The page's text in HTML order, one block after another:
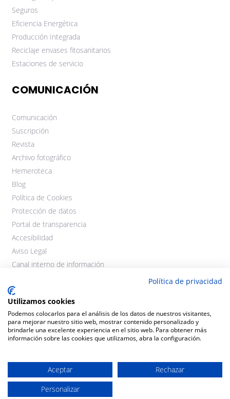
Seguros
Eficiencia Energética
Producción Integrada
Reciclaje envases fitosanitarios
Estaciones de servicio
COMUNICACIÓN
Comunicación
Suscripción
Revista
Archivo fotográfico
Hemeroteca
Blog
Política de Cookies
Protección de datos
Portal de transparencia
Accesibilidad
Aviso Legal
Canal interno de información
derechos reservados.
Diseño y desarrollo:THEGECO
Política de privacidad
Utilizamos cookies
Podemos colocarlos para el análisis de los datos de nuestros visitantes,
para mejorar nuestro sitio web, mostrar contenido personalizado y
brindarle una excelente experiencia en el sitio web. Para obtener más
información sobre las cookies que utilizamos, abra la configuración.
Aceptar
Rechazar
Personalizar